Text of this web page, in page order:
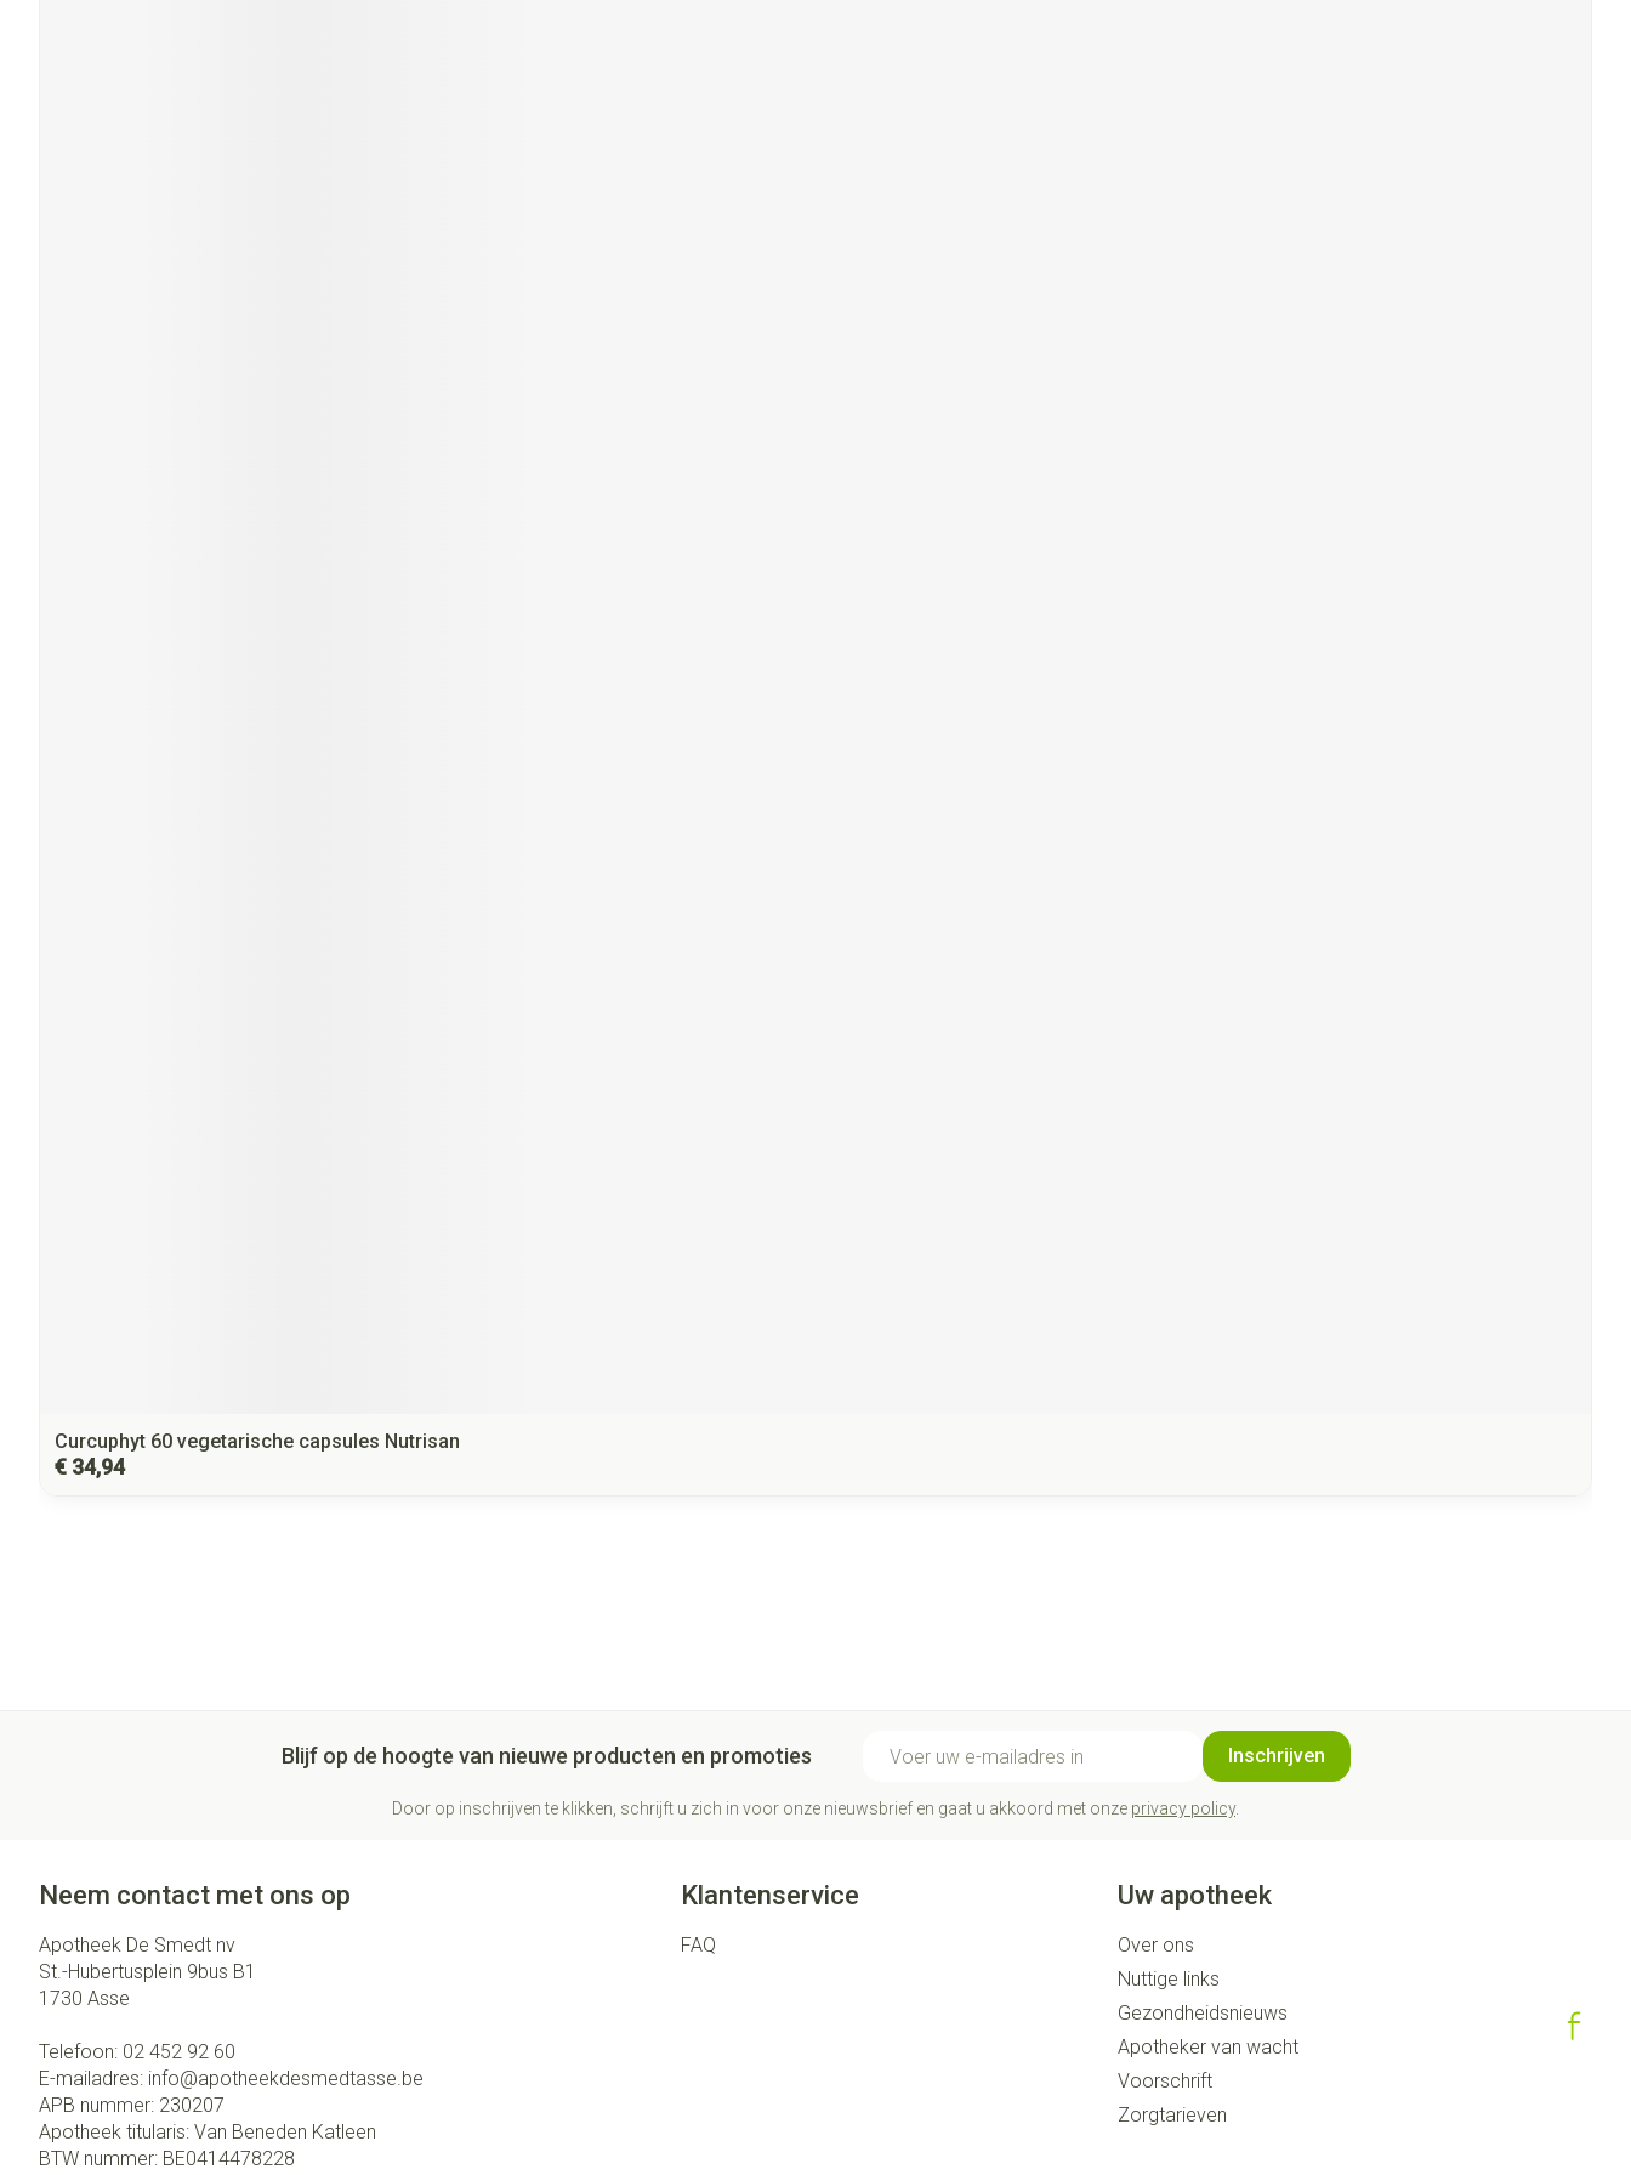
Curcuphyt 60 vegetarische capsules Nutrisan
€ 34,94
Blijf op de hoogte van nieuwe producten en promoties Inschrijven
Door op inschrijven te klikken, schrijft u zich in voor onze nieuwsbrief en gaat u akkoord met onze privacy policy.
Neem contact met ons op
Apotheek De Smedt nv
St.-Hubertusplein 9bus B1
1730 Asse
Telefoon: 02 452 92 60
E-mailadres: info@apotheekdesmedtasse.be
APB nummer: 230207
Apotheek titularis: Van Beneden Katleen
BTW nummer: BE0414478228
Klantenservice
FAQ
Uw apotheek
Over ons
Nuttige links
Gezondheidsnieuws
Apotheker van wacht
Voorschrift
Zorgtarieven